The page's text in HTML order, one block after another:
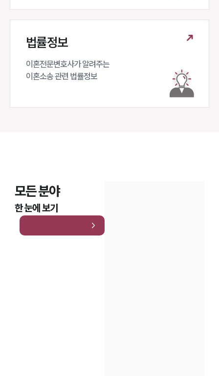
법률정보
이혼전문변호사가 알려주는
이혼소송 관련 법률정보
모든 분야
한 눈에 보기